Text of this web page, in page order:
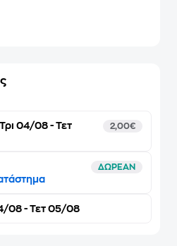
Τρι 04/08 - Τετ
2,00€
ΔΩΡΕΑΝ
08 - Τετ 05/08